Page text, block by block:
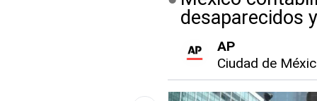
desaparecidos
AP
Ciudad de